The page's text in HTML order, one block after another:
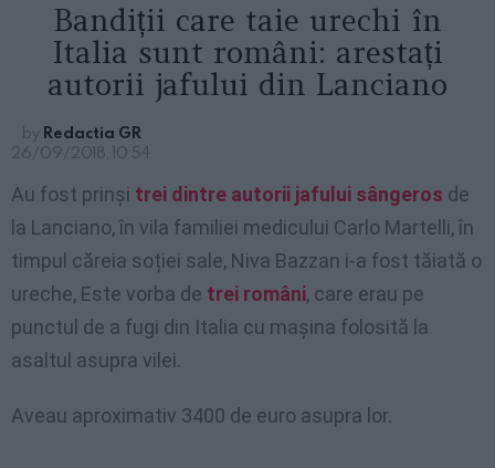
Bandiții care taie urechi în
Italia sunt români: arestați
autorii jafului din Lanciano
by Redactia GR
26/09/2018, 10:54
Au fost prinși trei dintre autorii jafului sângeros de
la Lanciano, în vila familiei medicului Carlo Martelli, în
timpul căreia soției sale, Niva Bazzan i-a fost tăiată o
ureche, Este vorba de trei români, care erau pe
punctul de a fugi din Italia cu mașina folosită la
asaltul asupra vilei.
Aveau aproximativ 3400 de euro asupra lor.